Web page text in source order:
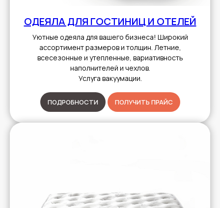
ОДЕЯЛА ДЛЯ ГОСТИНИЦ И ОТЕЛЕЙ
Уютные одеяла для вашего бизнеса! Широкий
ассортимент размеров и толщин. Летние,
всесезонные и утепленные, вариативность
наполнителей и чехлов.
Услуга вакуумации.
ПОДРОБНОСТИ ПОЛУЧИТЬ ПРАЙС